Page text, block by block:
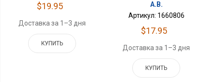
$19.95
Доставка за 1–3 дня
КУПИТЬ
А.В.
Артикул: 1660806
$17.95
Доставка за 1–3 дня
КУПИТЬ